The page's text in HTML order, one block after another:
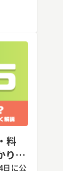
料
りや
日に公